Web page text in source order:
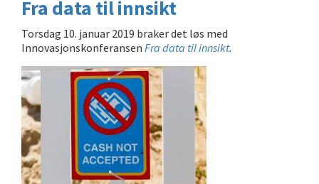
Fra data til innsikt
Torsdag 10. januar 2019 braker det løs med
Innovasjonskonferansen Fra data til innsikt.